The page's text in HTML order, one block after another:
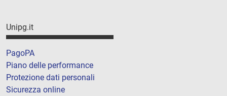
Unipg.it
PagoPA
Piano delle performance
Protezione dati personali
Sicurezza online